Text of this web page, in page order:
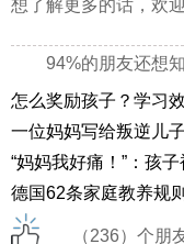
想了解更多的话，欢
94%的朋友还想
怎么奖励孩子？学习
一位妈妈写给叛逆儿
“妈妈我好痛！”：孩
德国62条家庭教养规
（236）个朋